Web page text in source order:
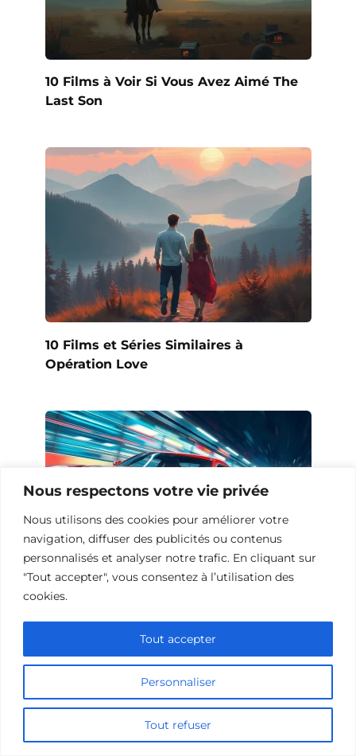
Nous respectons votre vie privée
Nous utilisons des cookies pour améliorer votre
navigation, diffuser des publicités ou contenus
personnalisés et analyser notre trafic. En cliquant sur
"Tout accepter", vous consentez à l’utilisation des
cookies.
Personnaliser
Tout refuser
Tout accepter
10 Films à Voir Si Vous Avez Aimé The
Last Son
10 Films et Séries Similaires à
Opération Love
pour les Fans de Vitesse
Ajouter un commentaire
Name